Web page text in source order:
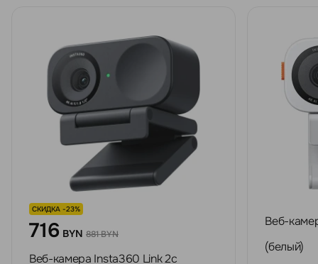
СКИДКА -23%
716 BYN 881 BYN
Веб-камера Insta360 Link 2c
Веб-
(белый)